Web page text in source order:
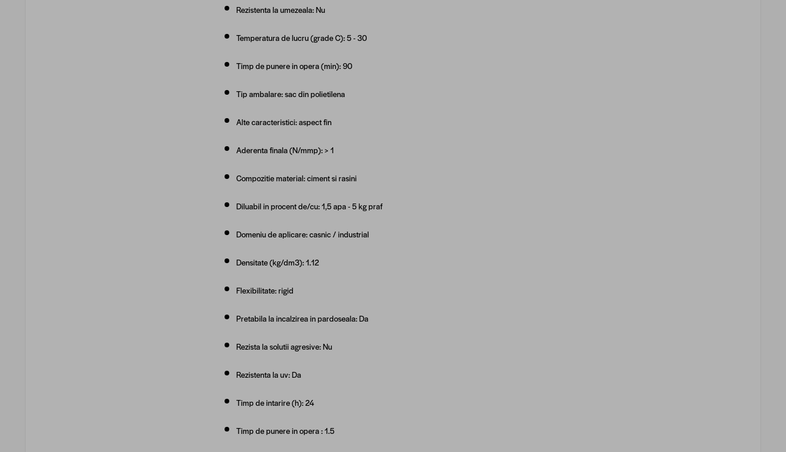
Rezistenta la umezeala: Nu
Temperatura de lucru (grade C): 5 - 30
Timp de punere in opera (min): 90
Tip ambalare: sac din polietilena
Alte caracteristici: aspect fin
Aderenta finala (N/mmp): > 1
Compozitie material: ciment si rasini
Diluabil in procent de/cu: 1,5 apa - 5 kg praf
Domeniu de aplicare: casnic / industrial
Densitate (kg/dm3): 1.12
Flexibilitate: rigid
Pretabila la incalzirea in pardoseala: Da
Rezista la solutii agresive: Nu
Rezistenta la uv: Da
Timp de intarire (h): 24
Timp de punere in opera : 1.5